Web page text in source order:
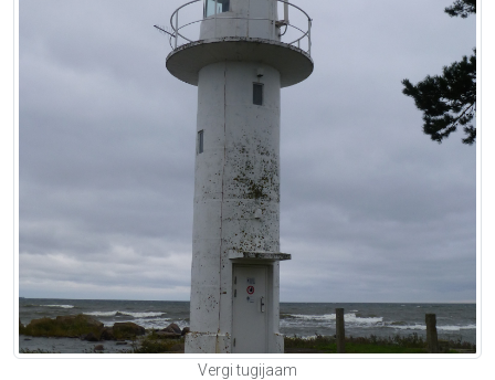
Vergi tugijaam